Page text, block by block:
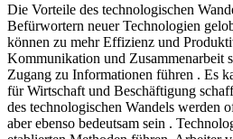
Die Vorteile des technologischen
Befürwortern neuer Technologien
können zu mehr Effizienz und
Kommunikation und Zusammenarbeit
Zugang zu Informationen führen . Es
für Wirtschaft und Beschäftigung
des technologischen Wandels werden
aber ebenso bedeutsam sein .